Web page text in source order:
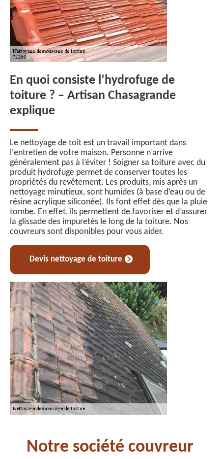
En quoi consiste l’hydrofuge de
toiture ? – Artisan Chasagrande
explique
Le nettoyage de toit est un travail important dans
l'entretien de votre maison. Personne n’arrive
généralement pas à l’éviter ! Soigner sa toiture avec du
produit hydrofuge permet de conserver toutes les
propriétés du revêtement. Les produits, mis après un
nettoyage minutieux, sont humides (à base d’eau ou de
résine acrylique siliconée). Ils font effet dès que la pluie
tombe. En effet, ils permettent de favoriser et d’assurer
la glissade des impuretés le long de la toiture. Nos
couvreurs sont disponibles pour vous aider.
Devis nettoyage de toiture
Notre société couvreur